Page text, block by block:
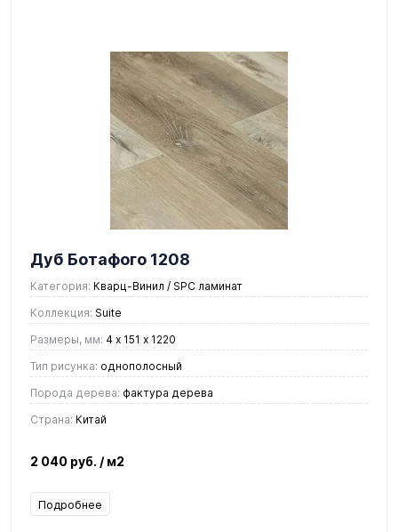
Дуб Ботафого 1208
Категория: Кварц-Винил / SPC ламинат
Коллекция: Suite
Размеры, мм: 4 х 151 х 1220
Тип рисунка: однополосный
Порода дерева: фактура дерева
Страна: Китай
2 040 руб. / м2
Подробнее